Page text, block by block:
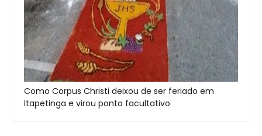
Como Corpus Christi deixou de ser feriado em
Itapetinga e virou ponto facultativo